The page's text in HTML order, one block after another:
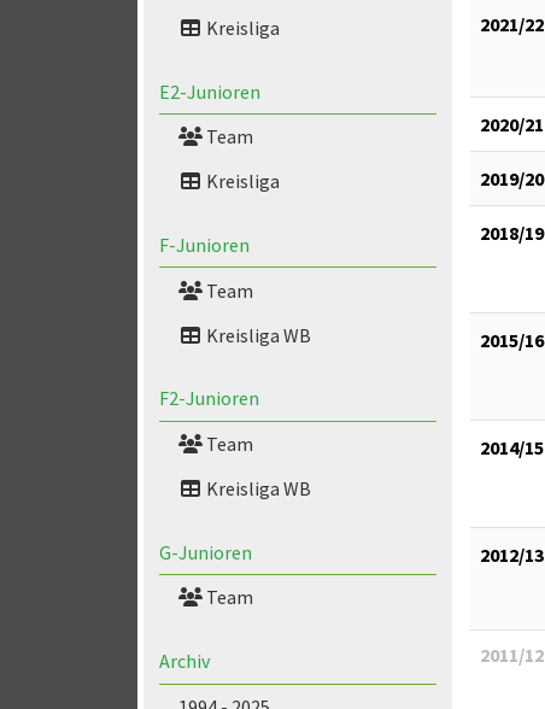
Kreisliga
E2-Junioren
Team
Kreisliga
F-Junioren
Team
Kreisliga WB
F2-Junioren
Team
Kreisliga WB
G-Junioren
Team
Archiv
2021/22
2020/21
2019/20
2018/19
2015/16
2014/15
2012/13
2011/12